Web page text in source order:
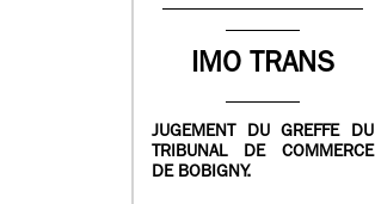
IMO TRANS
JUGEMENT DU GREFFE DU
TRIBUNAL DE COMMERCE
DE BOBIGNY.